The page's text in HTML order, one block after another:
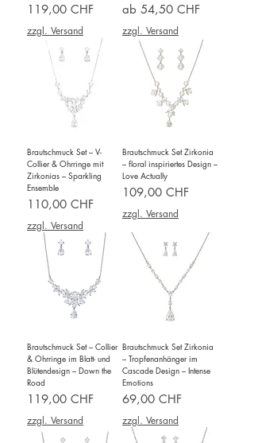
Preis
119,00 CHF
zzgl. Versand
ab 54,50 CHF
Sale-Preis
zzgl. Versand
Brautschmuck Set – V-
Collier & Ohrringe mit
Zirkonias – Sparkling
Ensemble
Preis
110,00 CHF
zzgl. Versand
Brautschmuck Set Zirkonia
– floral inspiriertes Design –
Love Actually
Preis
109,00 CHF
zzgl. Versand
Brautschmuck Set – Collier
& Ohrringe im Blatt- und
Blütendesign – Down the
Road
Preis
119,00 CHF
zzgl. Versand
Brautschmuck Set Zirkonia
– Tropfenanhänger im
Cascade Design – Intense
Emotions
Preis
69,00 CHF
zzgl. Versand